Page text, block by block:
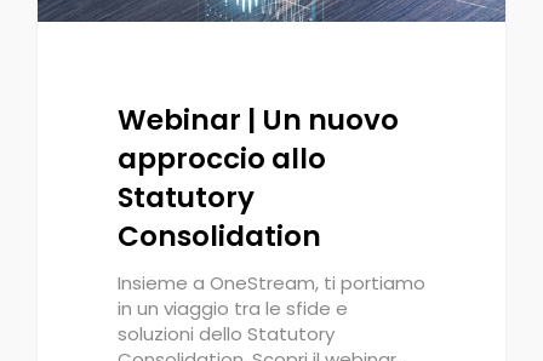
Webinar | Un nuovo
approccio allo
Statutory
Consolidation
Insieme a OneStream, ti portiamo
in un viaggio tra le sfide e
soluzioni dello Statutory